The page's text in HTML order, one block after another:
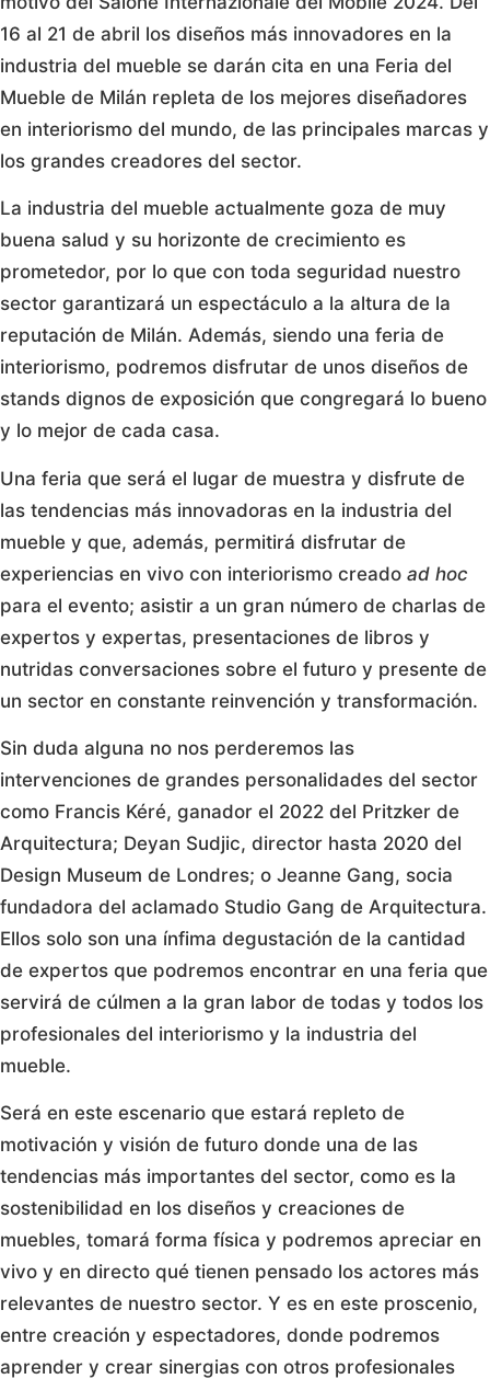
16 al 21 de abril los diseños más innovadores en la
industria del mueble se darán cita en una Feria del
Mueble de Milán repleta de los mejores diseñadores
en interiorismo del mundo, de las principales marcas y
los grandes creadores del sector.
La industria del mueble actualmente goza de muy
buena salud y su horizonte de crecimiento es
prometedor, por lo que con toda seguridad nuestro
sector garantizará un espectáculo a la altura de la
reputación de Milán. Además, siendo una feria de
interiorismo, podremos disfrutar de unos diseños de
stands dignos de exposición que congregará lo bueno
y lo mejor de cada casa.
Una feria que será el lugar de muestra y disfrute de
las tendencias más innovadoras en la industria del
mueble y que, además, permitirá disfrutar de
experiencias en vivo con interiorismo creado ad hoc
para el evento; asistir a un gran número de charlas de
expertos y expertas, presentaciones de libros y
nutridas conversaciones sobre el futuro y presente de
un sector en constante reinvención y transformación.
Sin duda alguna no nos perderemos las
intervenciones de grandes personalidades del sector
como Francis Kéré, ganador el 2022 del Pritzker de
Arquitectura; Deyan Sudjic, director hasta 2020 del
Design Museum de Londres; o Jeanne Gang, socia
fundadora del aclamado Studio Gang de Arquitectura.
Ellos solo son una ínfima degustación de la cantidad
de expertos que podremos encontrar en una feria que
servirá de cúlmen a la gran labor de todas y todos los
profesionales del interiorismo y la industria del
mueble.
Será en este escenario que estará repleto de
motivación y visión de futuro donde una de las
tendencias más importantes del sector, como es la
sostenibilidad en los diseños y creaciones de
muebles, tomará forma física y podremos apreciar en
vivo y en directo qué tienen pensado los actores más
relevantes de nuestro sector. Y es en este proscenio,
entre creación y espectadores, donde podremos
aprender y crear sinergias con otros profesionales